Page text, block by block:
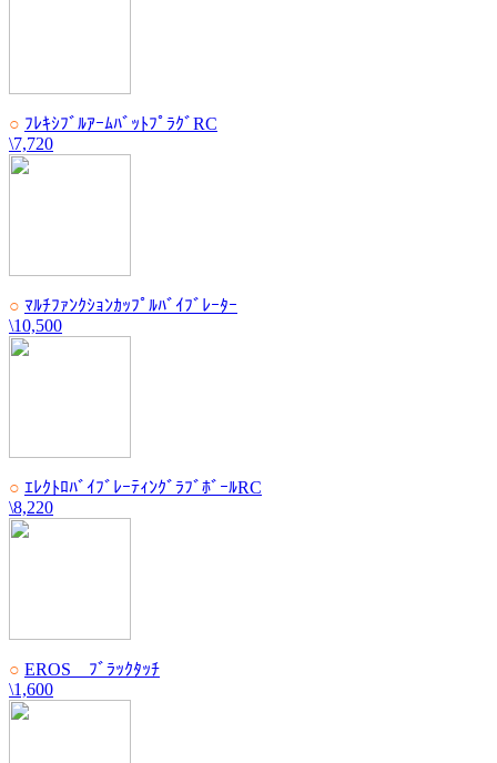
○ ﾌﾚｷｼﾌﾞﾙｱｰﾑﾊﾞｯﾄﾌﾟﾗｸﾞRC
\7,720
○ ﾏﾙﾁﾌｧﾝｸｼｮﾝｶｯﾌﾟﾙﾊﾞｲﾌﾞﾚｰﾀｰ
\10,500
○ ｴﾚｸﾄﾛﾊﾞｲﾌﾞﾚｰﾃｨﾝｸﾞﾗﾌﾞﾎﾞｰﾙRC
\8,220
○ EROS ﾌﾞﾗｯｸﾀｯﾁ
\1,600